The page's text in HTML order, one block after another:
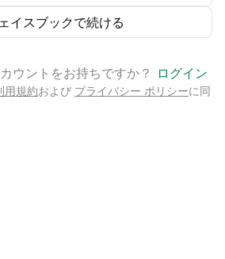
イスブックで続ける
ウントをお持ちですか？ ログイン
用規約および プライバシー ポリシーに同